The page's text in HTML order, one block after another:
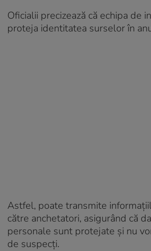
Oficialii precizează că echipa de
proteja identitatea surselor în
Astfel, poate transmite
către anchetatori, asigurând că
personale sunt protejate și nu
de suspecți.